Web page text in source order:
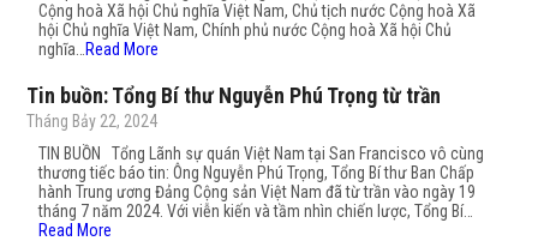
Cộng hoà Xã hội Chủ nghĩa Việt Nam, Chủ tịch nước Cộng hoà Xã
hội Chủ nghĩa Việt Nam, Chính phủ nước Cộng hoà Xã hội Chủ
nghĩa… Read More
Tin buồn: Tổng Bí thư Nguyễn Phú Trọng từ trần
Tháng Bảy 22, 2024
TIN BUỒN Tổng Lãnh sự quán Việt Nam tại San Francisco vô cùng
thương tiếc báo tin: Ông Nguyễn Phú Trọng, Tổng Bí thư Ban Chấp
hành Trung ương Đảng Cộng sản Việt Nam đã từ trần vào ngày 19
tháng 7 năm 2024. Với viễn kiến và tầm nhìn chiến lược, Tổng Bí…
Read More